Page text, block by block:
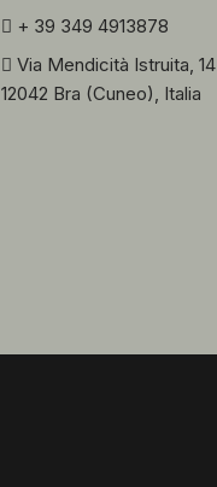
+ 39 349 4913878
Via Mendicità Istruita, 14
12042 Bra (Cuneo), Italia